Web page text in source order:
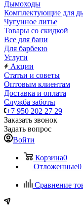
Дымоходы
Комплектующие для
Чугунное литье
Товары со скидкой
Все для бани
Для барбекю
Услуги
Акции
Статьи и советы
Оптовым клиентам
Доставка и оплата
Служба заботы
+7 950 202 27 29
Заказать звонок
Задать вопрос
Войти
Корзина0
Отложенные0
Сравнение